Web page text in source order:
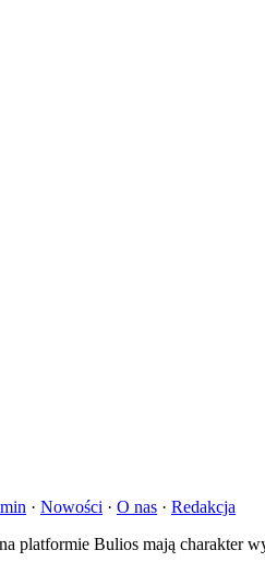
· Nowości · O nas · Redakcja
platformie Bulios mają charakter